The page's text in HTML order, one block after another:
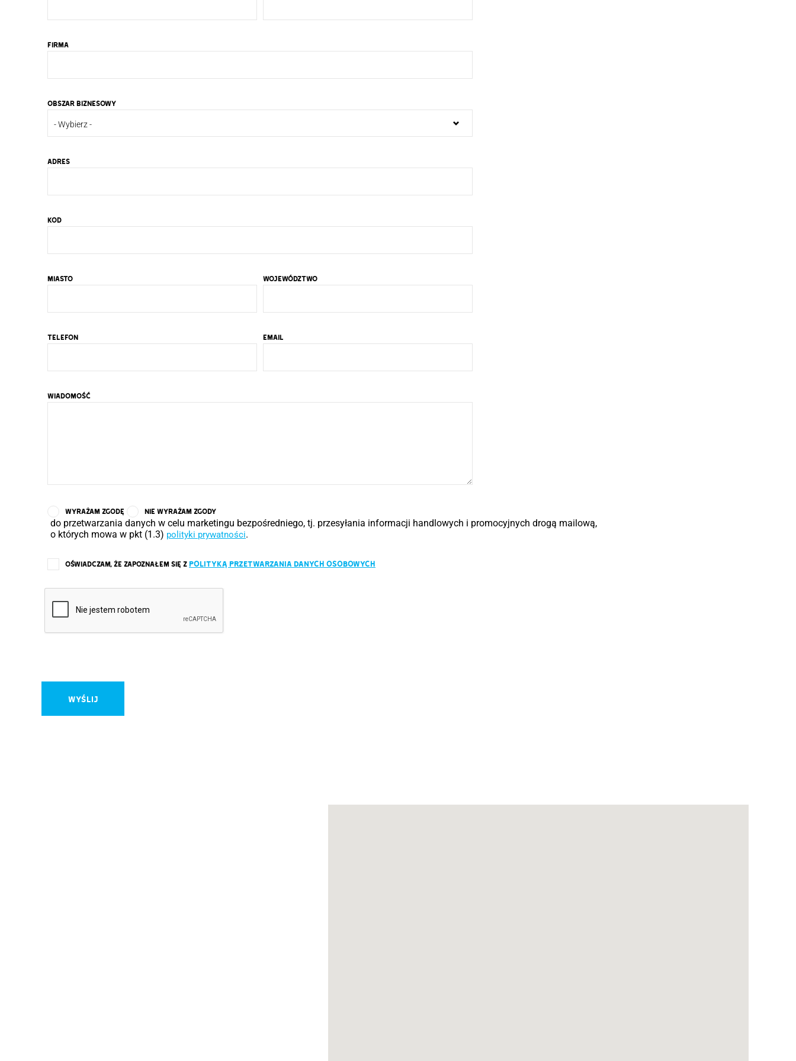
FIRMA
OBSZAR BIZNESOWY
- Wybierz -
ADRES
KOD
MIASTO WOJEWÓDZTWO
TELEFON EMAIL
WIADOMOŚĆ
WYRAŻAM ZGODĘ NIE WYRAŻAM ZGODY
do przetwarzania danych w celu marketingu bezpośredniego, tj. przesyłania informacji handlowych i promocyjnych drogą mailową,
o których mowa w pkt (1.3) polityki prywatności.
OŚWIADCZAM, ŻE ZAPOZNAŁEM SIĘ Z POLITYKĄ PRZETWARZANIA DANYCH OSOBOWYCH